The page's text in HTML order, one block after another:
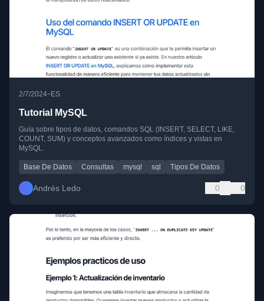
2/7/2024• ES
Tutorial MySQL
Guía sobre tipos de datos, comandos SQL (INSERT, SELECT, LIKE,
COUNT, SUM) y conceptos avanzados como índices y vistas en
MySQL.
Base De Datos Consultas mysql sql Tipos De Datos
Andrés Ledo 0 0